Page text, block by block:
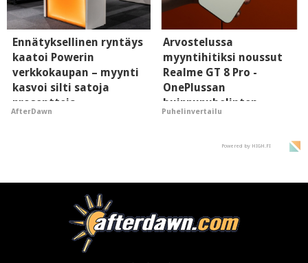
Ennätyksellinen ryntäys
kaatoi Powerin
verkkokaupan – myynti
kasvoi silti satoja
prosentteja
AfterDawn
Arvostelussa
myyntihitiksi noussut
Realme GT 8 Pro -
OnePlussan
huippupuhelinten
"perillinen"
Puhelinvertailu
Powered by HIGH.FI